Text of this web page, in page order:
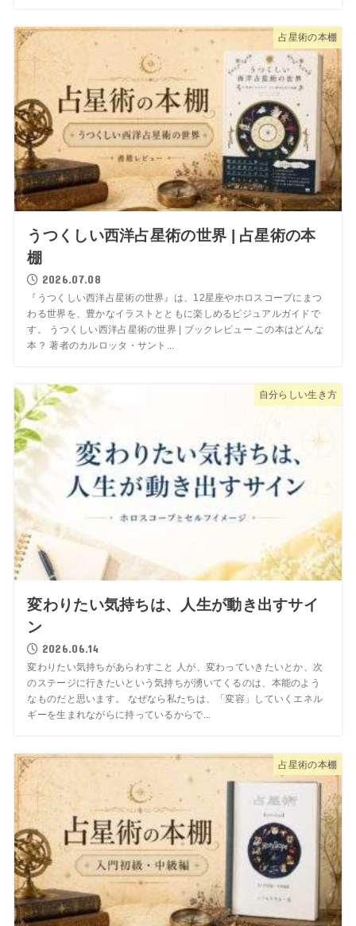
占星術の本棚
うつくしい西洋占星術の世界 | 占星術の本
棚
2026.07.08
『うつくしい西洋占星術の世界』は、12星座やホロスコープにまつ
わる世界を、豊かなイラストとともに楽しめるビジュアルガイドで
す。 うつくしい西洋占星術の世界 | ブックレビュー この本はどんな
本？ 著者のカルロッタ・サント...
自分らしい生き方
変わりたい気持ちは、人生が動き出すサイ
ン
2026.06.14
変わりたい気持ちがあらわすこと 人が、変わっていきたいとか、次
のステージに行きたいという気持ちが湧いてくるのは、本能のよう
なものだと思います。 なぜなら私たちは、「変容」していくエネル
ギーを生まれながらに持っているからで...
占星術の本棚